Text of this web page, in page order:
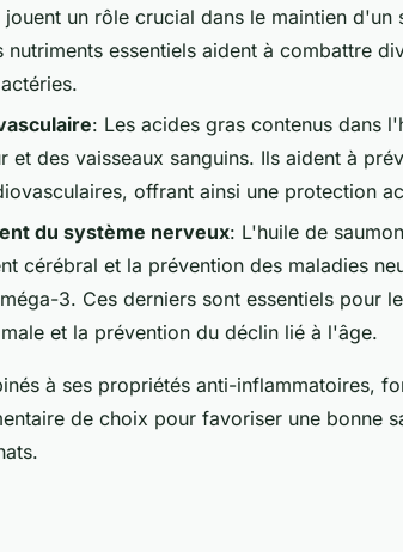
un rôle crucial dans le maintien d'un
nutriments essentiels aident à combattre
: Les acides gras contenus dans
et des vaisseaux sanguins. Ils aident à
offrant ainsi une protection
du système nerveux: L'huile de
cérébral et la prévention des maladies
3. Ces derniers sont essentiels pour
et la prévention du déclin lié à l'âge.
à ses propriétés anti-inflammatoires,
de choix pour favoriser une bonne